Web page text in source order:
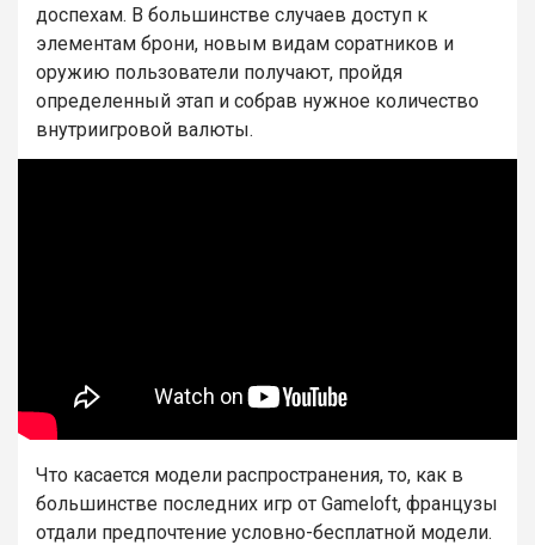
доспехам. В большинстве случаев доступ к
элементам брони, новым видам соратников и
оружию пользователи получают, пройдя
определенный этап и собрав нужное количество
внутриигровой валюты.
Что касается модели распространения, то, как в
большинстве последних игр от Gameloft, французы
отдали предпочтение условно-бесплатной модели.